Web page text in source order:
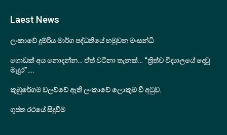
Laest News
ලංකාවේ දුම්රිය මාර්ග පද්ධතියේ හමුවන මංසන්ධි
ගොඩක් අය නොදන්න… ඒත් වටිනා තැනක්… “ත්‍රිත්ව විද්‍යාලයේ දෙවු
මැදුර”….
කුඹුරේගම වලව්වේ ඇති ලංකාවේ ලොකුම වී අටුව.
ගුප්ත රථයේ සිදුවීම